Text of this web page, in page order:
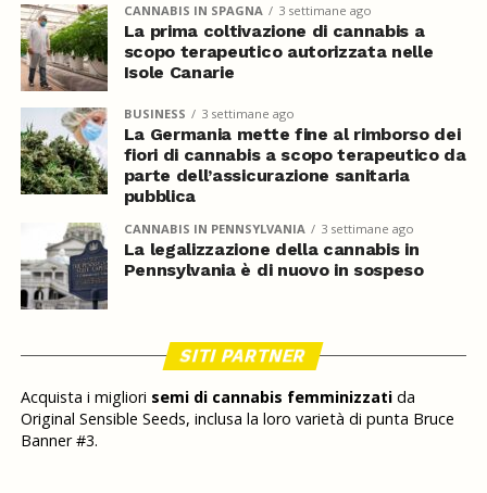
CANNABIS IN SPAGNA 3 settimane ago
La prima coltivazione di cannabis a
scopo terapeutico autorizzata nelle
Isole Canarie
BUSINESS 3 settimane ago
La Germania mette fine al rimborso dei
fiori di cannabis a scopo terapeutico da
parte dell’assicurazione sanitaria
pubblica
CANNABIS IN PENNSYLVANIA 3 settimane ago
La legalizzazione della cannabis in
Pennsylvania è di nuovo in sospeso
SITI PARTNER
Acquista i migliori semi di cannabis femminizzatida
Original Sensible Seeds, inclusa la loro varietà di punta Bruce
Banner #3.